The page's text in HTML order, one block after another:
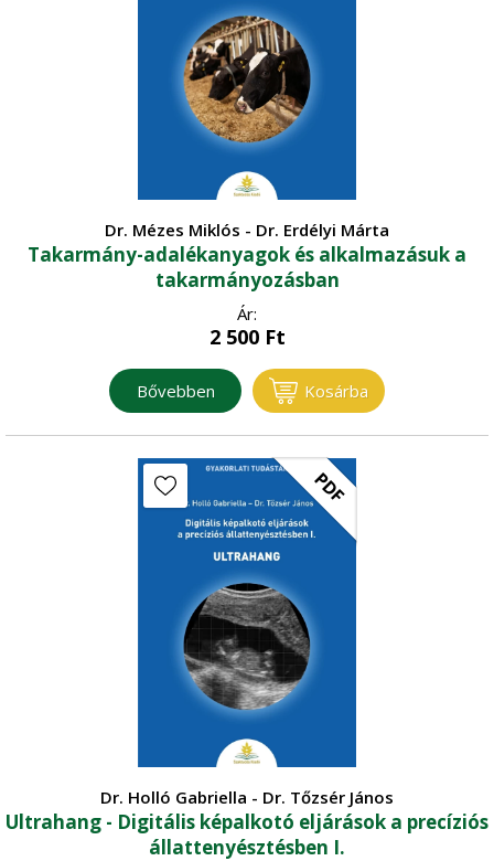
Dr. Mézes Miklós - Dr. Erdélyi Márta
Takarmány-adalékanyagok és alkalmazásuk a
takarmányozásban
Ár:
2 500Ft
Bővebben Kosárba
PDF
Dr. Holló Gabriella - Dr. Tőzsér János
Ultrahang - Digitális képalkotó eljárások a precíziós
állattenyésztésben I.